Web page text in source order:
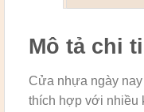
Mô tả chi
Cửa nhựa ngày
thích hợp với nhiều